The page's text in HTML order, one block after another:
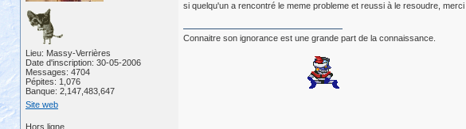
Lieu: Massy-Verrières
Date d'inscription: 30-05-2006
Messages: 4704
Pépites: 1,076
Banque: 2,147,483,647
Site web
si quelqu'un a rencontré le meme probleme et reussi à le resoudre, merci
Connaitre son ignorance est une grande part de la connaissance.
Hors ligne